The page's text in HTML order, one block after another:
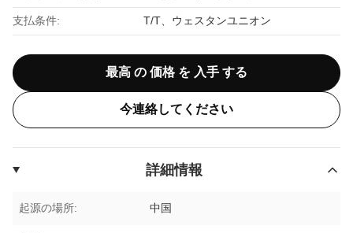
支払条件: T/T、ウェスタンユニオン
最高 の 価格 を 入手 する
今連絡してください
詳細情報
起源の場所: 中国